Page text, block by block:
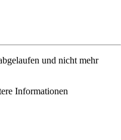
und nicht mehr
Informationen